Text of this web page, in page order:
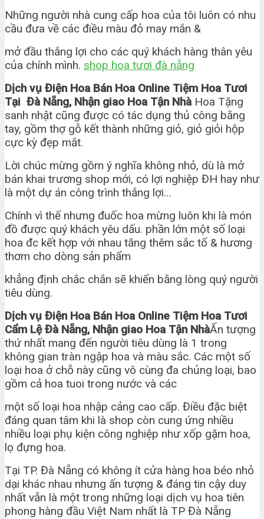
Những người nhà cung cấp hoa của tôi luôn có nhu
cầu đưa về các điều màu đỏ may mắn &
mở đầu thắng lợi cho các quý khách hàng thân yêu
của chính mình. shop hoa tươi đà nẵng
Dịch vụ Điện Hoa Bán Hoa Online Tiệm Hoa Tươi
Tại Đà Nẵng, Nhận giao Hoa Tận Nhà Hoa Tặng
sanh nhật cũng được có tác dụng thủ công bằng
tay, gồm thợ gỗ kết thành những giỏ, giỏ giỏi hộp
cực kỳ đẹp mắt.
Lời chúc mừng gồm ý nghĩa không nhỏ, dù là mở
bán khai trương shop mới, có lợi nghiệp ĐH hay như
là một dự án công trình thắng lợi…
Chính vì thế nhưng đuốc hoa mừng luôn khi là món
đồ được quý khách yêu dấu. phần lớn một số loại
hoa đc kết hợp với nhau tăng thêm sắc tố & hương
thơm cho dòng sản phẩm
khẳng định chắc chắn sẽ khiến bằng lòng quý người
tiêu dùng.
Dịch vụ Điện Hoa Bán Hoa Online Tiệm Hoa Tươi
Cẩm Lệ Đà Nẵng, Nhận giao Hoa Tận NhàẤn tượng
thứ nhất mang đến người tiêu dùng là 1 trong
không gian tràn ngập hoa và màu sắc. Các một số
loại hoa ở chỗ này cũng vô cùng đa chủng loại, bao
gồm cả hoa tuoi trong nước và các
một số loại hoa nhập cảng cao cấp. Điều đặc biệt
đáng quan tâm khi là shop còn cung ứng nhiều
nhiều loại phụ kiện công nghiệp như xốp gặm hoa,
lọ đựng hoa.
Tại TP. Đà Nẵng có không ít cửa hàng hoa béo nhỏ
dại khác nhau nhưng ấn tượng & đáng tin cậy duy
nhất vẫn là một trong những loại dịch vụ hoa tiên
phong hàng đầu Việt Nam nhất là TP Đà Nẵng